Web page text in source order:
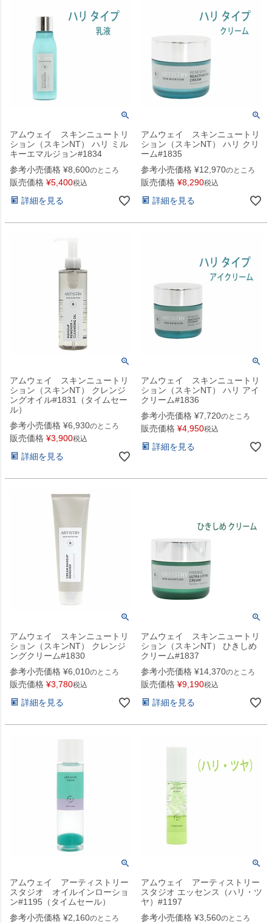
アムウェイ スキンニュートリ
ション（スキンNT） ハリ ミル
キーエマルジョン#1834
参考小売価格 ¥8,600のところ
販売価格 ¥5,400税込
詳細を見る
アムウェイ スキンニュートリ
ション（スキンNT） ハリ クリ
ーム#1835
参考小売価格 ¥12,970のところ
販売価格 ¥8,290税込
詳細を見る
アムウェイ スキンニュートリ
ション（スキンNT） クレンジ
ングオイル#1831（タイムセー
ル）
参考小売価格 ¥6,930のところ
販売価格 ¥3,900税込
詳細を見る
アムウェイ スキンニュートリ
ション（スキンNT） ハリ アイ
クリーム#1836
参考小売価格 ¥7,720のところ
販売価格 ¥4,950税込
詳細を見る
アムウェイ スキンニュートリ
ション（スキンNT） クレンジ
ングクリーム#1830
参考小売価格 ¥6,010のところ
販売価格 ¥3,780税込
詳細を見る
アムウェイ スキンニュートリ
ション（スキンNT） ひきしめ
クリーム#1837
参考小売価格 ¥14,370のところ
販売価格 ¥9,190税込
詳細を見る
アムウェイ アーティストリー
スタジオ オイルインローショ
ン#1195（タイムセール）
参考小売価格 ¥2,160のところ
アムウェイ アーティストリー
スタジオ エッセンス（ハリ・ツ
ヤ）#1197
参考小売価格 ¥3,560のところ